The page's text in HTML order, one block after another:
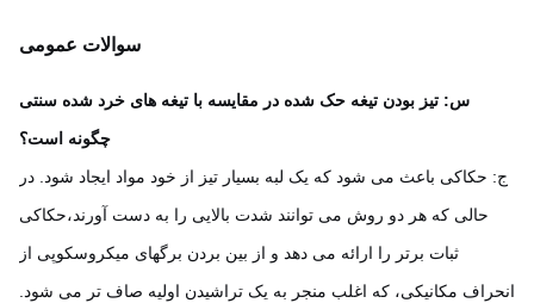
سوالات عمومی
س: تیز بودن تیغه حک شده در مقایسه با تیغه های خرد شده سنتی
چگونه است؟
حکاکی باعث می شود که یک لبه بسیار تیز از خود مواد ایجاد شود. در
حالی که هر دو روش می توانند شدت بالایی را به دست آورند،حکاکی
ثبات برتر را ارائه می دهد و از بین بردن برگهای میکروسکوپی از
مکانیکی، که اغلب منجر به یک تراشیدن اولیه صاف تر می شود.